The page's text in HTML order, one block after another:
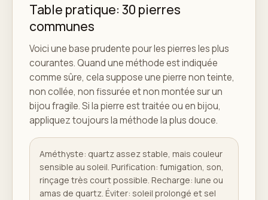
Table pratique: 30 pierres
communes
Voici une base prudente pour les pierres les plus
courantes. Quand une méthode est indiquée
comme sûre, cela suppose une pierre non teinte,
non collée, non fissurée et non montée sur un
bijou fragile. Si la pierre est traitée ou en bijou,
appliquez toujours la méthode la plus douce.
Améthyste: quartz assez stable, mais couleur
sensible au soleil. Purification: fumigation, son,
rinçage très court possible. Recharge: lune ou
amas de quartz. Éviter: soleil prolongé et sel